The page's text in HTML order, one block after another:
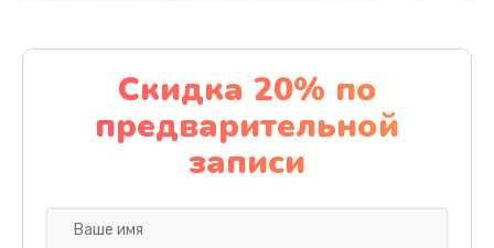
Заказать
Замена дисплея (экрана)
2000 руб.
Заказать
Ремонт платы электроники
Скидка 20% по
предварительной
записи